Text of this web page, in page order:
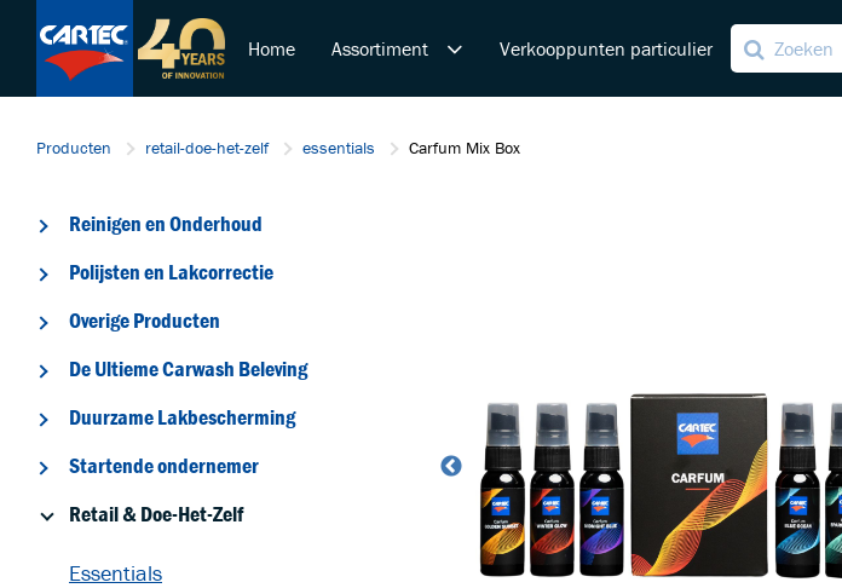
Home Assortiment
Polijsten en Lakcorrectie
Verkooppunten particulier
Producten retail-doe-het-zelf essentials Carfum Mix Box
Reinigen en Onderhoud
Polijsten en Lakcorrectie
Overige Producten
De Ultieme Carwash Beleving
Duurzame Lakbescherming
Startende ondernemer
Retail & Doe-Het-Zelf
Essentials